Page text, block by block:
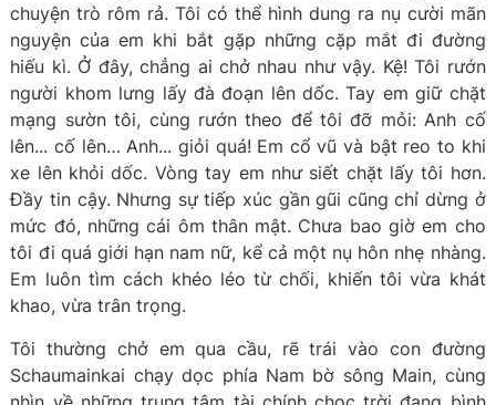
chuyện trò rôm rả. Tôi có thể hình dung ra nụ cười mãn
nguyện của em khi bắt gặp những cặp mắt đi đường
hiếu kì. Ở đây, chẳng ai chở nhau như vậy. Kệ! Tôi rướn
người khom lưng lấy đà đoạn lên dốc. Tay em giữ chặt
mạng sườn tôi, cùng rướn theo để tôi đỡ mỏi: Anh cố
lên... cố lên… Anh... giỏi quá! Em cổ vũ và bật reo to khi
xe lên khỏi dốc. Vòng tay em như siết chặt lấy tôi hơn.
Đầy tin cậy. Nhưng sự tiếp xúc gần gũi cũng chỉ dừng ở
mức đó, những cái ôm thân mật. Chưa bao giờ em cho
tôi đi quá giới hạn nam nữ, kể cả một nụ hôn nhẹ nhàng.
Em luôn tìm cách khéo léo từ chối, khiến tôi vừa khát
khao, vừa trân trọng.
Tôi thường chở em qua cầu, rẽ trái vào con đường
Schaumainkai chạy dọc phía Nam bờ sông Main, cùng